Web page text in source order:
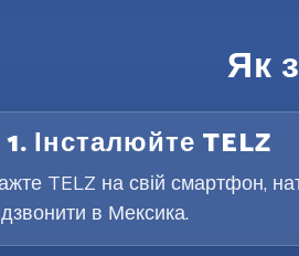
Як
Інсталюйте TELZ
TELZ на свій смартфон,
в Мексика.